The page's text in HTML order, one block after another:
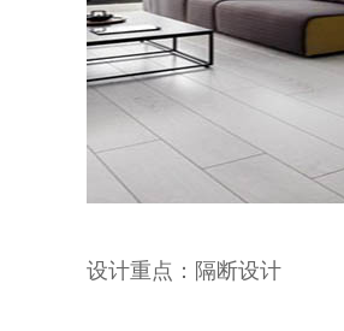
设计重点：隔断设计